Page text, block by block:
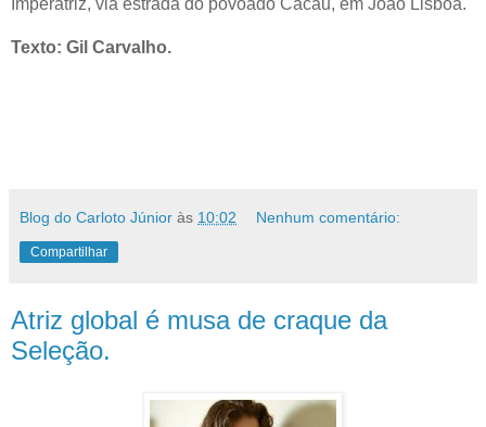
Imperatriz, via estrada do povoado Cacau, em João Lisboa.
Texto: Gil Carvalho.
Blog do Carloto Júnior às 10:02 Nenhum comentário:
Compartilhar
Atriz global é musa de craque da
Seleção.